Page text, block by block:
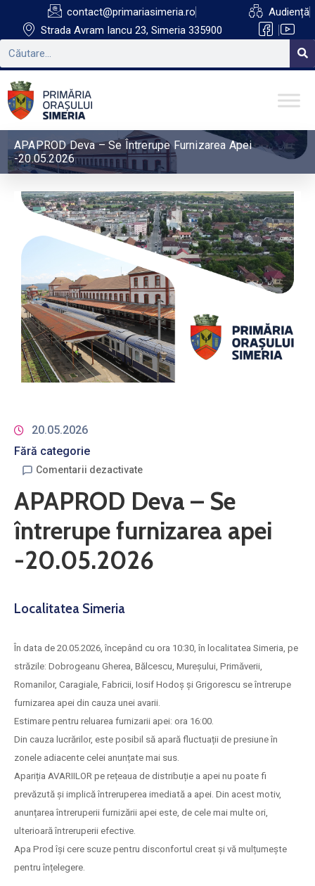
contact@primariasimeria.ro
Strada Avram Iancu 23, Simeria 335900
Audiență
APAPROD Deva – Se Întrerupe Furnizarea Apei
-20.05.2026
20.05.2026
Fără categorie
Comentarii dezactivate
APAPROD Deva – Se
întrerupe furnizarea apei
-20.05.2026
Localitatea Simeria
În data de 20.05.2026, începând cu ora 10:30, în localitatea Simeria, pe
străzile: Dobrogeanu Gherea, Bălcescu, Mureșului, Primăverii,
Romanilor, Caragiale, Fabricii, Iosif Hodoș și Grigorescu se întrerupe
furnizarea apei din cauza unei avarii.
Estimare pentru reluarea furnizarii apei: ora 16:00.
Din cauza lucrărilor, este posibil să apară fluctuații de presiune în
zonele adiacente celei anunțate mai sus.
Apariția AVARIILOR pe rețeaua de distribuție a apei nu poate fi
prevăzută și implică întreruperea imediată a apei. Din acest motiv,
anunțarea întreruperii furnizării apei este, de cele mai multe ori,
ulterioară întreruperii efective.
Apa Prod își cere scuze pentru disconfortul creat și vă mulțumește
pentru înțelegere.